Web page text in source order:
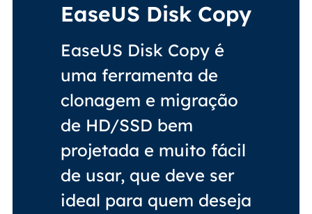
EaseUS Disk Copy
EaseUS Disk Copy é
uma ferramenta de
clonagem e migração
de HD/SSD bem
projetada e muito fácil
de usar, que deve ser
ideal para quem deseja